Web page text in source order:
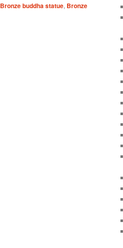
Bronze buddha statue, Bronze